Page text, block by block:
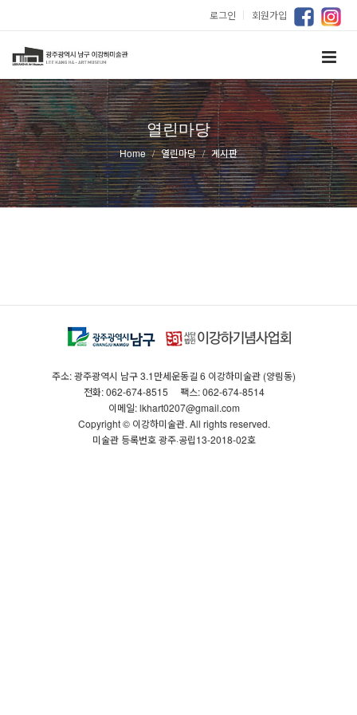
로그인 ｜ 회원가입
열린마당
Home 열린마당 게시판
주소: 광주광역시 남구 3.1만세운동길 6 이강하미술관 (양림동)
전화: 062-674-8515
팩스: 062-674-8514
이메일: lkhart0207@gmail.com
Copyright © 이강하미술관. All rights reserved.
미술관 등록번호 광주·공립13-2018-02호